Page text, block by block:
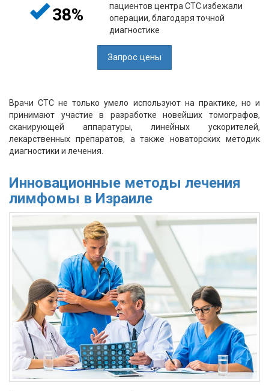
38%
пациентов центра СТС избежали
операции, благодаря точной
диагностике
Запрос цены
Врачи СТС не только умело используют на практике, но и
принимают участие в разработке новейших томографов,
сканирующей аппаратуры, линейных ускорителей,
лекарственных препаратов, а также новаторских методик
диагностики и лечения.
Инновационные методы лечения
лимфомы в Израиле